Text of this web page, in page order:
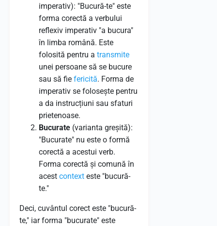
imperativ): "Bucură-te" este
forma corectă a verbului
reflexiv imperativ "a bucura"
în limba română. Este
folosită pentru a transmite
unei persoane să se bucure
sau să fie fericită. Forma de
imperativ se folosește pentru
a da instrucțiuni sau sfaturi
prietenoase.
Bucurate (varianta greșită):
"Bucurate" nu este o formă
corectă a acestui verb.
Forma corectă și comună în
acest context este "bucură-
te."
Deci, cuvântul corect este "bucură-
te," iar forma "bucurate" este